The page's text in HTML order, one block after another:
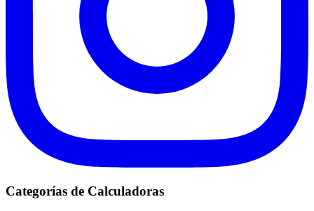
Categorías de Calculadoras